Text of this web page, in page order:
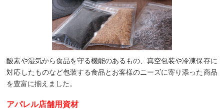
酸素や湿気から食品を守る機能のあるもの、真空包装や冷凍保存に
対応したものなど包装する食品とお客様のニーズに寄り添った商品
を豊富に揃えました。
アパレル店舗用資材